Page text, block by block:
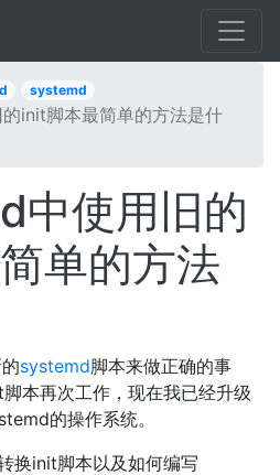
systemd
init脚本最简单的方法是什
中使用旧的
单的方法
systemd脚本来做正确的事
本再次工作，现在我已经升级
的操作系统。
换init脚本以及如何编写